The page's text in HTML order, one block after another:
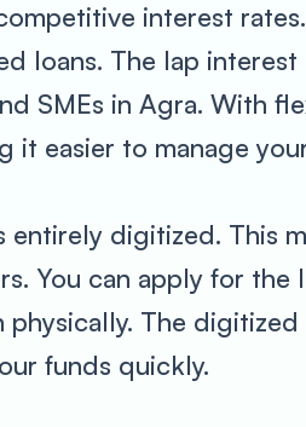
interest
loans. The lap
SMEs in Agra. With
it easier to manage
digitized. This
You can apply for the
The digitized
funds quickly.